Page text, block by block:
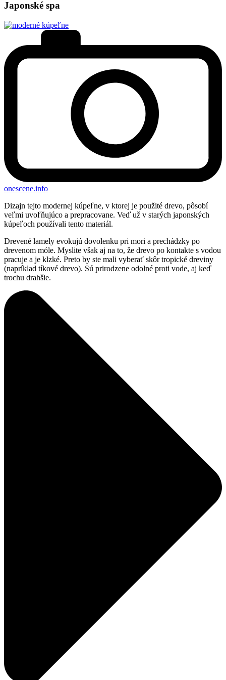
Japonské spa
onescene.info
Dizajn tejto modernej kúpeľne, v ktorej je použité drevo, pôsobí
veľmi uvoľňujúco a prepracovane. Veď už v starých japonských
kúpeľoch používali tento materiál.
Drevené lamely evokujú dovolenku pri mori a prechádzky po
drevenom móle. Myslite však aj na to, že drevo po kontakte s vodou
pracuje a je klzké. Preto by ste mali vyberať skôr tropické dreviny
(napríklad tíkové drevo). Sú prirodzene odolné proti vode, aj keď
trochu drahšie.